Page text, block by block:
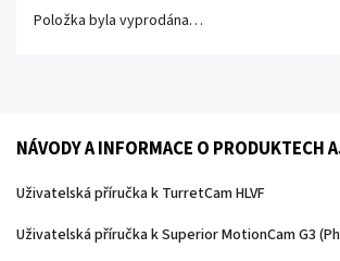
Položka byla vyprodána…
NÁVODY A INFORMACE O PRODUKTECH
Uživatelská příručka k TurretCam HLVF
Uživatelská příručka k Superior MotionCam G3